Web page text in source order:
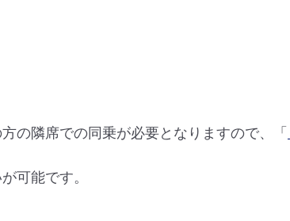
の隣席での同乗が必要となりますので、「
可能です。